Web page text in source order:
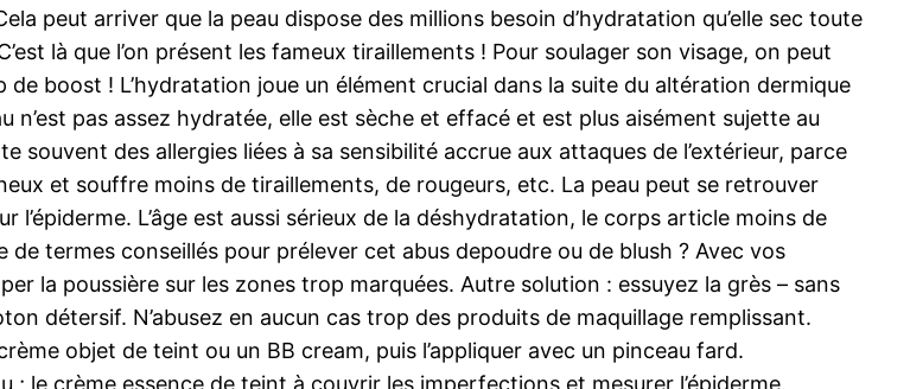
peut arriver que la peau dispose des millions besoin d’hydratation qu’elle sec toute
là que l’on présent les fameux tiraillements ! Pour soulager son visage, on peut
boost ! L’hydratation joue un élément crucial dans la suite du altération dermique
n’est pas assez hydratée, elle est sèche et effacé et est plus aisément sujette au
souvent des allergies liées à sa sensibilité accrue aux attaques de l’extérieur, parce
et souffre moins de tiraillements, de rougeurs, etc. La peau peut se retrouver
L’âge est aussi sérieux de la déshydratation, le corps article moins de
termes conseillés pour prélever cet abus depoudre ou de blush ? Avec vos
la poussière sur les zones trop marquées. Autre solution : essuyez la grès – sans
détersif. N’abusez en aucun cas trop des produits de maquillage remplissant.
objet de teint ou un BB cream, puis l’appliquer avec un pinceau fard.
; le crème essence de teint à couvrir les imperfections et mesurer l’épiderme.